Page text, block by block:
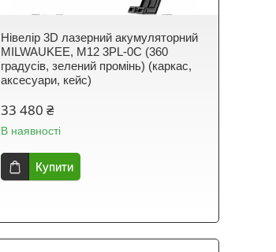
Нівелір 3D лазерний акумуляторний
MILWAUKEE, M12 3PL-0C (360
градусів, зелений промінь) (каркас,
аксесуари, кейс)
33 480 ₴
В наявності
Купити